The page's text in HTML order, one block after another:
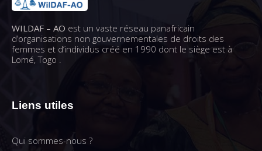
WILDAF – AO est un vaste réseau panafricain
d’organisations non gouvernementales de droits des
femmes et d’individus créé en 1990 dont le siège est à
Lomé, Togo .
Liens utiles
Qui sommes-nous ?